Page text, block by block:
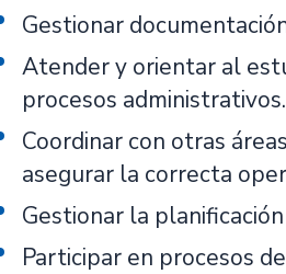
Gestionar
Atender y orientar al
procesos administrativos.
Coordinar con otras
asegurar la correcta
Gestionar la
Participar en procesos